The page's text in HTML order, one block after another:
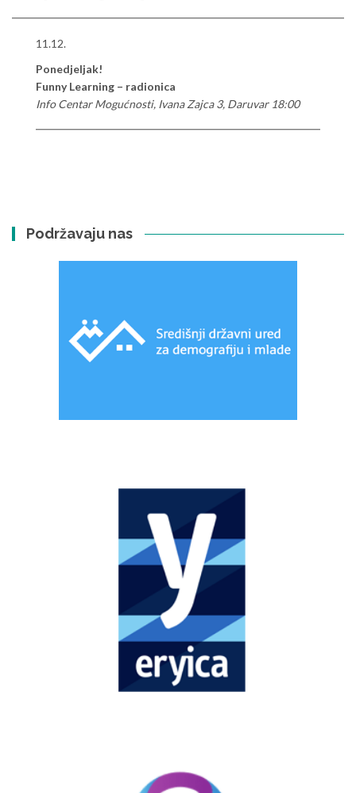
11.12.
Ponedjeljak!
Funny Learning – radionica
Info Centar Mogućnosti, Ivana Zajca 3, Daruvar 18:00
Podržavaju nas